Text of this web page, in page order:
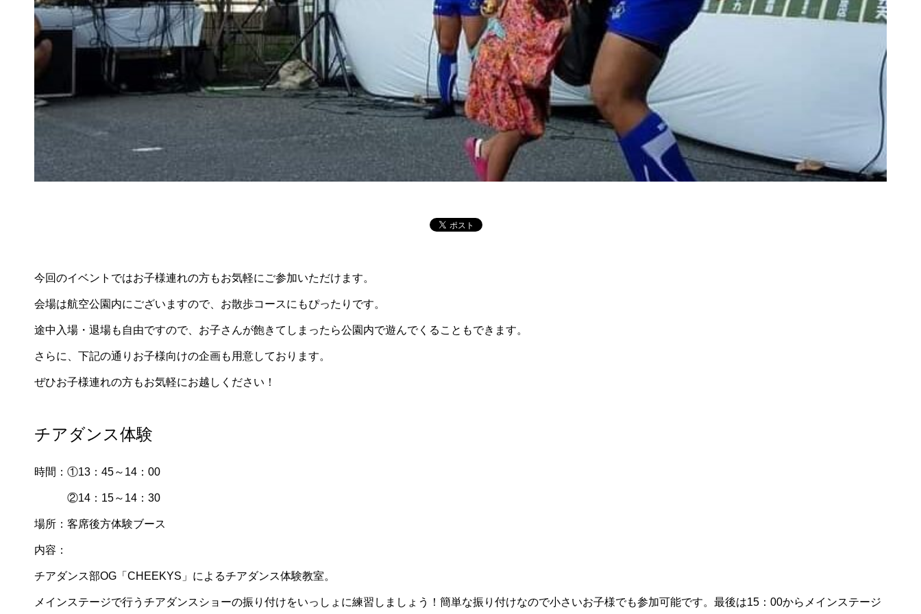
今回のイベントではお子様連れの方もお気軽にご参加いただけます。
会場は航空公園内にございますので、お散歩コースにもぴったりです。
途中入場・退場も自由ですので、お子さんが飽きてしまったら公園内で遊んでくることもできます。
さらに、下記の通りお子様向けの企画も用意しております。
ぜひお子様連れの方もお気軽にお越しください！
チアダンス体験
時間：①13：45～14：00
②14：15～14：30
場所：客席後方体験ブース
内容：
チアダンス部OG「CHEEKYS」によるチアダンス体験教室。
メインステージで行うチアダンスショーの振り付けをいっしょに練習しましょう！簡単な振り付けなので小さいお子様でも参加可能です。最後は15：00からメインステージ